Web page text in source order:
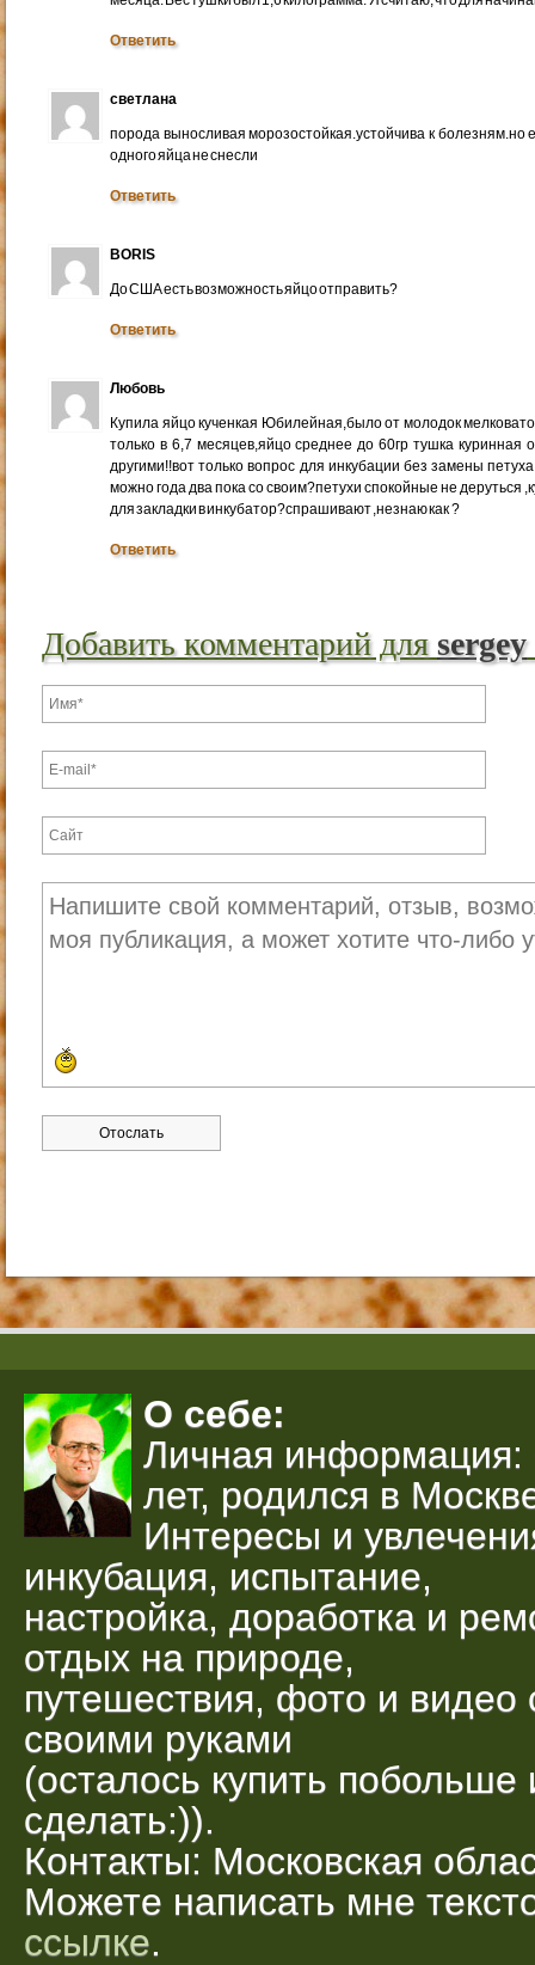
Ответить
светлана
порода выносливая морозостойкая.устойчива к
одного яйца не снесли
Ответить
BORIS
До США есть возможность яйцо отправить?
Ответить
Любовь
Купила яйцо кученкая Юбилейная,было от молодок
только в 6,7 месяцев,яйцо среднее до 60гр тушка куринная
другими!!вот только вопрос для инкубации без замены
можно года два пока со своим?петухи спокойные не деруться
для закладки в инкубатор?спрашивают ,незнаю как ?
Ответить
Добавить комментарий дляsergey
О себе:
Личная информация:
лет, родился в
Интересы и
инкубация, испытание,
настройка, доработка и
отдых на природе,
путешествия, фото и
своими руками
(осталось купить
сделать:)).
Контакты: Московская
Можете написать мне
ссылке.